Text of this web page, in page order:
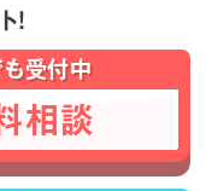
！
受付中
相談